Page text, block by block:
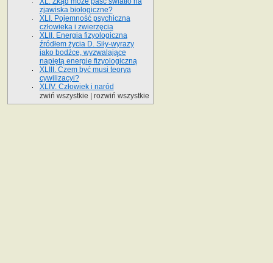
zjawiska biologiczne?
XLI. Pojemność psychiczna
człowieka i zwierzęcia
XLII. Energia fizyologiczna
źródłem życia D. Siły-wyrazy
jako bodźce, wyzwalające
napiętą energie fizyologiczną
XLIII. Czem być musi teorya
cywilizacyi?
XLIV. Człowiek i naród
zwiń wszystkie
rozwiń wszystkie